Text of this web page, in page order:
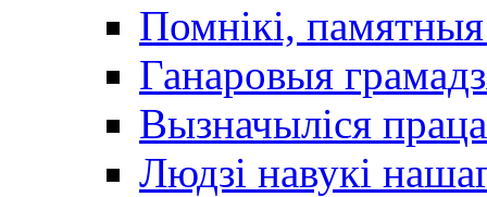
Помнікі,
Ганаровыя
Вызначыліся
Людзі навукі